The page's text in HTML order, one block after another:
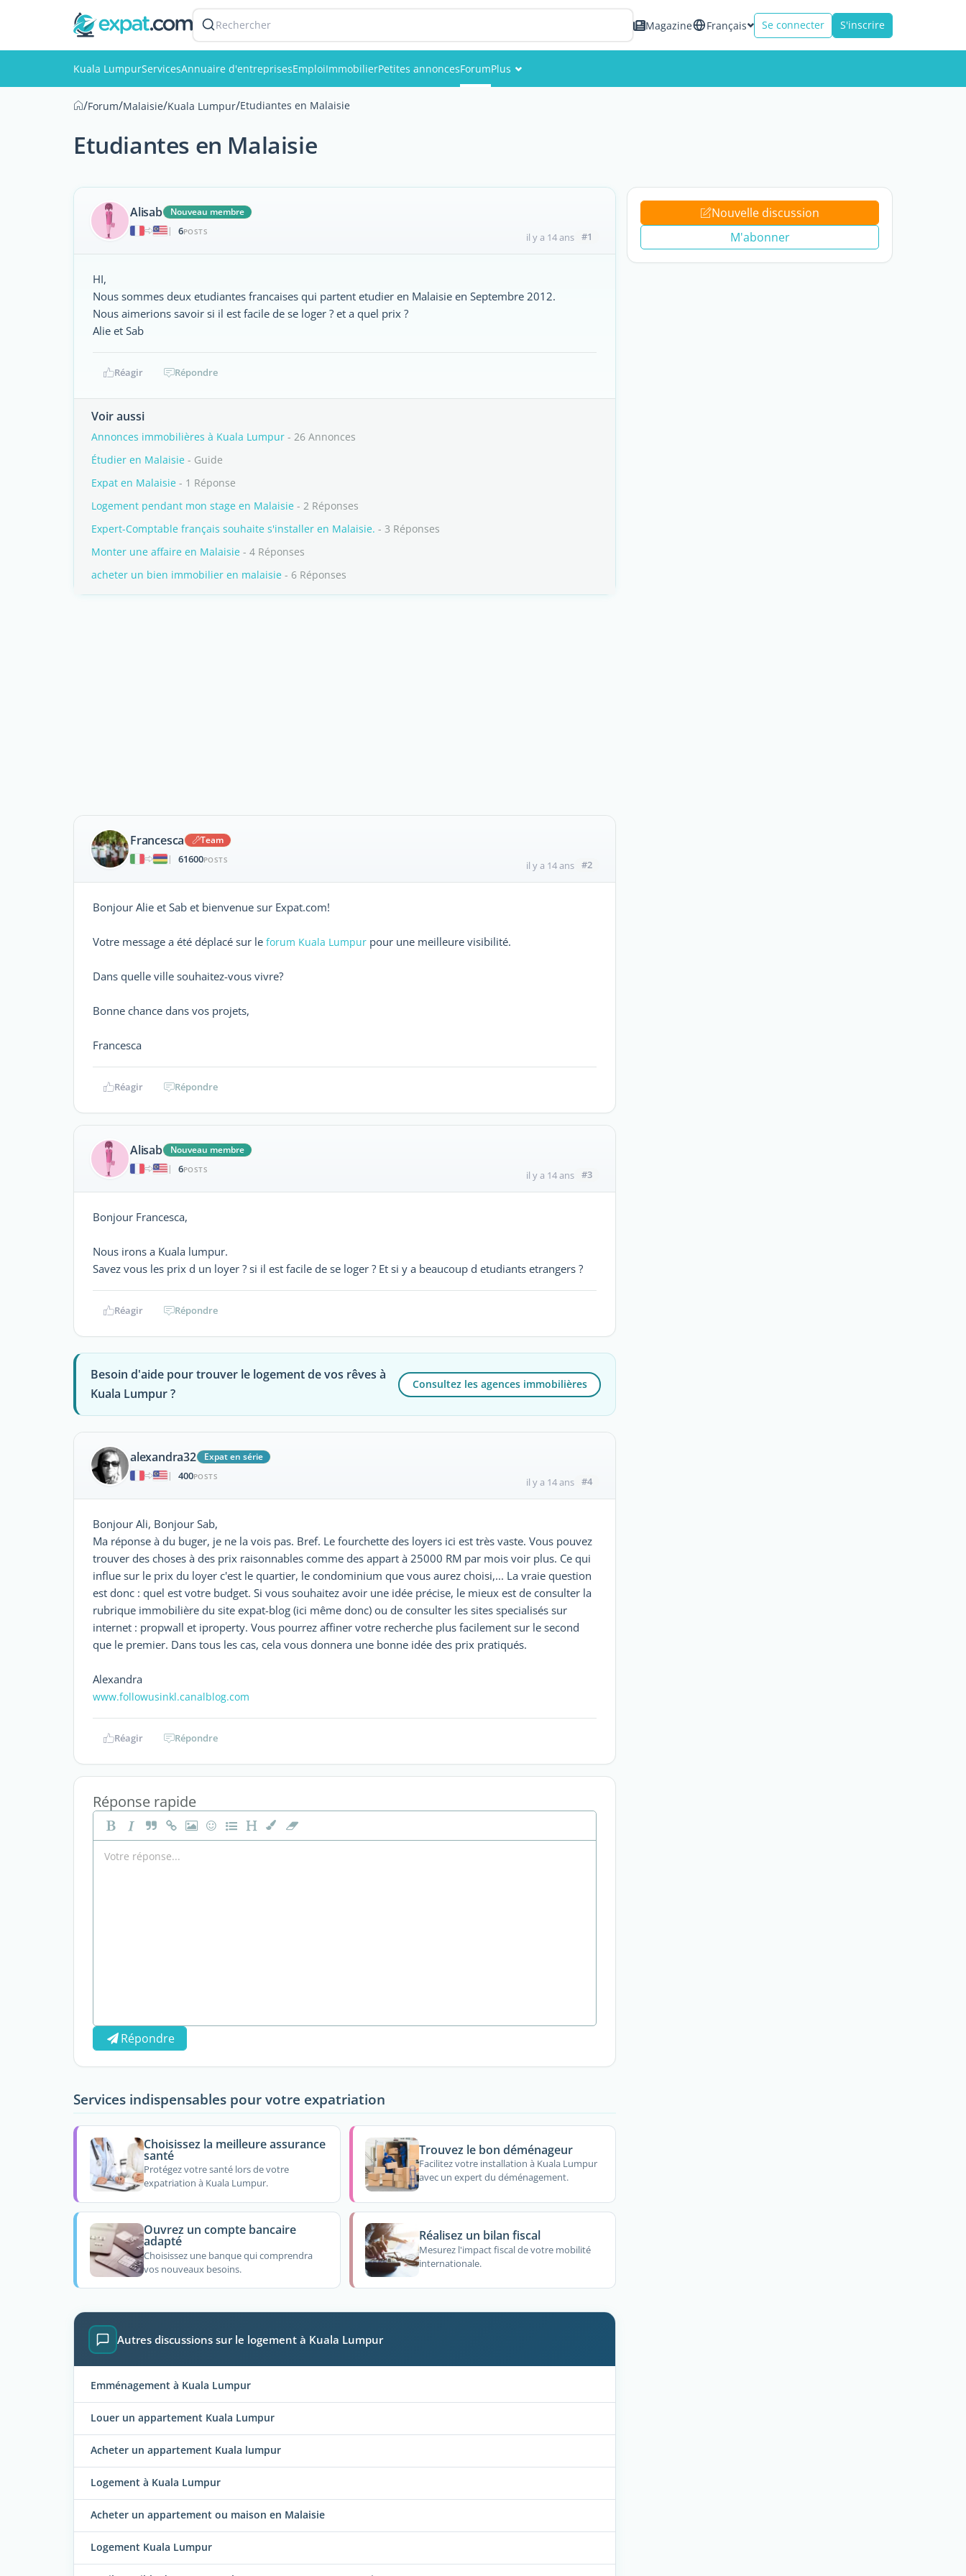
Rechercher Magazine Français Se connecter S'inscrire
Kuala LumpurServicesAnnuaire d'entreprisesEmploiImmobilierPetites annoncesForumPlus
/Forum/Malaisie/Kuala Lumpur/Etudiantes en Malaisie
Etudiantes en Malaisie
Alisab
Nouveau membre
|
6POSTS il y a 14 ans #1
HI,
Nous sommes deux etudiantes francaises qui partent etudier en Malaisie en Septembre 2012.
Nous aimerions savoir si il est facile de se loger ? et a quel prix ?
Alie et Sab
Réagir Répondre
Voir aussi
Annonces immobilières à Kuala Lumpur - 26 Annonces
Étudier en Malaisie - Guide
Expat en Malaisie - 1 Réponse
Logement pendant mon stage en Malaisie - 2 Réponses
Expert-Comptable français souhaite s'installer en Malaisie. - 3 Réponses
Monter une affaire en Malaisie - 4 Réponses
acheter un bien immobilier en malaisie - 6 Réponses
Francesca
Team
|
61600POSTS il y a 14 ans #2
Bonjour Alie et Sab et bienvenue sur Expat.com!
Votre message a été déplacé sur le forum Kuala Lumpur pour une meilleure visibilité.
Dans quelle ville souhaitez-vous vivre?
Bonne chance dans vos projets,
Francesca
Réagir Répondre
Alisab
Nouveau membre
|
6POSTS il y a 14 ans #3
Bonjour Francesca,
Nous irons a Kuala lumpur.
Savez vous les prix d un loyer ? si il est facile de se loger ? Et si y a beaucoup d etudiants etrangers ?
Réagir Répondre
Besoin d'aide pour trouver le logement de vos rêves à
Kuala Lumpur ?
Consultez les agences immobilières
alexandra32
Expat en série
|
400POSTS il y a 14 ans #4
Bonjour Ali, Bonjour Sab,
Ma réponse à du buger, je ne la vois pas. Bref. Le fourchette des loyers ici est très vaste. Vous pouvez
trouver des choses à des prix raisonnables comme des appart à 25000 RM par mois voir plus. Ce qui
influe sur le prix du loyer c'est le quartier, le condominium que vous aurez choisi,... La vraie question
est donc : quel est votre budget. Si vous souhaitez avoir une idée précise, le mieux est de consulter la
rubrique immobilière du site expat-blog (ici même donc) ou de consulter les sites specialisés sur
internet : propwall et iproperty. Vous pourrez affiner votre recherche plus facilement sur le second
que le premier. Dans tous les cas, cela vous donnera une bonne idée des prix pratiqués.
Alexandra
www.followusinkl.canalblog.com
Réagir Répondre
Réponse rapide
Répondre
Services indispensables pour votre expatriation
Choisissez la meilleure assurance
santé
Protégez votre santé lors de votre
expatriation à Kuala Lumpur.
Trouvez le bon déménageur
Facilitez votre installation à Kuala Lumpur
avec un expert du déménagement.
Ouvrez un compte bancaire
adapté
Choisissez une banque qui comprendra
vos nouveaux besoins.
Réalisez un bilan fiscal
Mesurez l'impact fiscal de votre mobilité
internationale.
Autres discussions sur le logement à Kuala Lumpur
Emménagement à Kuala Lumpur
Louer un appartement Kuala Lumpur
Acheter un appartement Kuala lumpur
Logement à Kuala Lumpur
Acheter un appartement ou maison en Malaisie
Logement Kuala Lumpur
Nouvelle discussion
M'abonner